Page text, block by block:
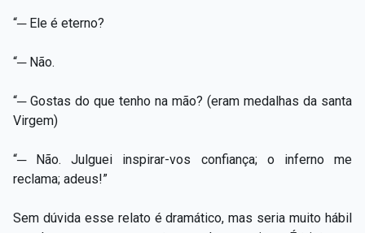
“─ Ele é eterno?
“─ Não.
“─ Gostas do que tenho na mão? (eram medalhas da santa
Virgem)
“─ Não. Julguei inspirar-vos confiança; o inferno me
reclama; adeus!”
Sem dúvida esse relato é dramático, mas seria muito hábil